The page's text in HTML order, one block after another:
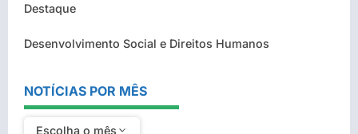
Destaque
Desenvolvimento Social e Direitos Humanos
NOTÍCIAS POR MÊS
Escolha o mês